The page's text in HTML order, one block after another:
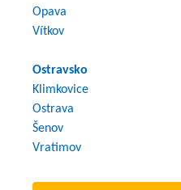
Opava
Vítkov
Ostravsko
Klimkovice
Ostrava
Šenov
Vratimov